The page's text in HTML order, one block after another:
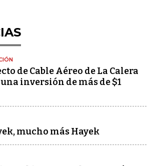
de Cable Aéreo de La Calera
inversión de más de $1
mucho más Hayek